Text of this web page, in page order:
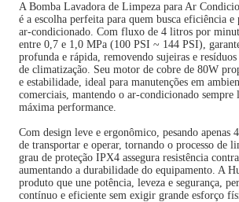
A Bomba Lavadora de Limpeza para Ar
é a escolha perfeita para quem busca eficiência
ar-condicionado. Com fluxo de 4 litros por
entre 0,7 e 1,0 MPa (100 PSI ~ 144 PSI),
profunda e rápida, removendo sujeiras e resíduos
de climatização. Seu motor de cobre de 80W
e estabilidade, ideal para manutenções em
comerciais, mantendo o ar-condicionado
máxima performance.
Com design leve e ergonômico, pesando apenas
de transportar e operar, tornando o processo de
grau de proteção IPX4 assegura resistência
aumentando a durabilidade do equipamento. A
produto que une potência, leveza e segurança,
contínuo e eficiente sem exigir grande esforço